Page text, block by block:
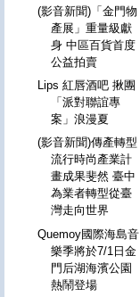
(影音新聞)「金門物
產展」重量級獻
身 中區百貨首度
公益拍賣
Lips 紅唇酒吧 揪團
「派對聯誼專
案」浪漫夏
(影音新聞)傳產轉型
流行時尚產業計
畫成果斐然 臺中
為業者轉型從臺
灣走向世界
Quemoy國際海島音
樂季將於7/1日金
門后湖海濱公園
熱鬧登場